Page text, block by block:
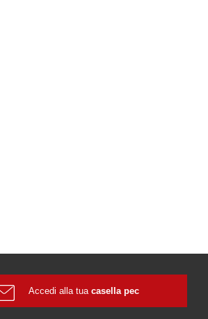
Accedi alla tua casella pec